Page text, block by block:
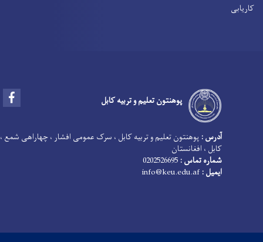
کاریابی
پوهنتون تعلیم و تربیه کابل
آدرس : پوهنتون تعلیم و تربیه کابل ، سرک عمومی افشار ، چهاراهی شمع ،
کابل ، افغانستان
شماره تماس :
ایمیل :